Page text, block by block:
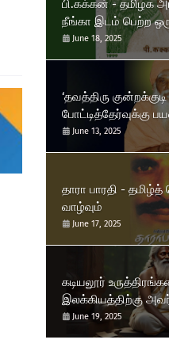
பி.கக்கன் - தமிழக
நீங்கா இடம் பெற்ற
June 18, 2025
‘தவத்திரு
போட்டித்தேர்வுக்கு
June 13, 2025
தாரா பாரதி -
வாழ்வும்
June 17, 2025
கடியலூர்
இலக்கியத்திற்கு
June 19, 2025